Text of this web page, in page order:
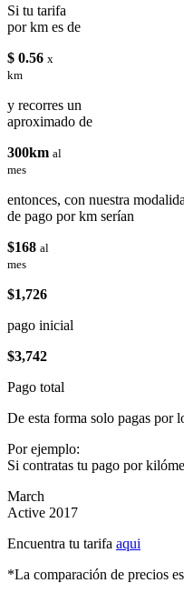
Si tu tarifa
por km es de
$ 0.56 x
km
y recorres un
aproximado de
300km al
mes
entonces, con nuestra
de pago por km serían
$168 al
mes
$1,726
pago inicial
$3,742
Pago total
De esta forma solo pagas por
Por ejemplo:
Si contratas tu pago por
March
Active 2017
Encuentra tu tarifa aqui
*La comparación de precios